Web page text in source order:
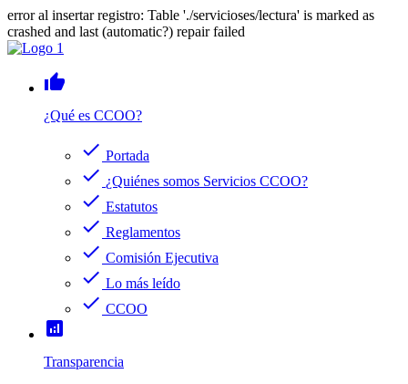
error al insertar registro: Table './servicioses/lectura' is marked as
crashed and last (automatic?) repair failed
thumb_up
¿Qué es CCOO?
check Portada
check ¿Quiénes somos Servicios CCOO?
check Estatutos
check Reglamentos
check Comisión Ejecutiva
check Lo más leído
check CCOO
analytics
Transparencia